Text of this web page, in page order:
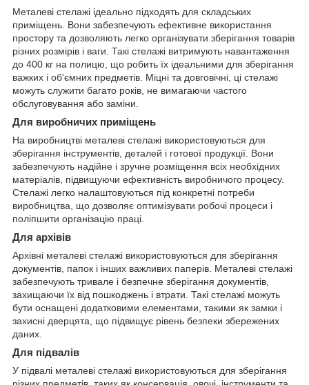
Металеві стелажі ідеально підходять для складських
приміщень. Вони забезпечують ефективне використання
простору та дозволяють легко організувати зберігання товарів
різних розмірів і ваги. Такі стелажі витримують навантаження
до 400 кг на полицю, що робить їх ідеальними для зберігання
важких і об'ємних предметів. Міцні та довговічні, ці стелажі
можуть служити багато років, не вимагаючи частого
обслуговування або заміни.
Для виробничих приміщень
На виробництві металеві стелажі використовуються для
зберігання інструментів, деталей і готової продукції. Вони
забезпечують надійне і зручне розміщення всіх необхідних
матеріалів, підвищуючи ефективність виробничого процесу.
Стелажі легко налаштовуються під конкретні потреби
виробництва, що дозволяє оптимізувати робочі процеси і
поліпшити організацію праці.
Для архівів
Архівні металеві стелажі використовуються для зберігання
документів, папок і інших важливих паперів. Металеві стелажі
забезпечують тривале і безпечне зберігання документів,
захищаючи їх від пошкоджень і втрати. Такі стелажі можуть
бути оснащені додатковими елементами, такими як замки і
захисні дверцята, що підвищує рівень безпеки збережених
даних.
Для підвалів
У підвалі металеві стелажі використовуються для зберігання